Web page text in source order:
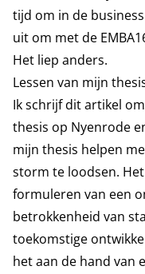
tijd om in de
uit om met de
Het liep anders.
Lessen van mijn
Ik schrijf dit artikel
thesis op Nyenrode
mijn thesis helpen
storm te loodsen.
formuleren van een
betrokkenheid van
toekomstige
het aan de hand van